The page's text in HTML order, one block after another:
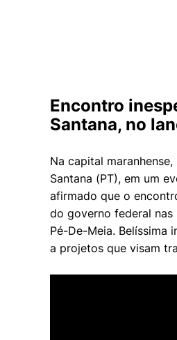
Encontro
Santana, no
Na capital
Santana (PT), em um
afirmado que o
do governo federal nas
Pé-De-Meia. Belíssima
a projetos que visam